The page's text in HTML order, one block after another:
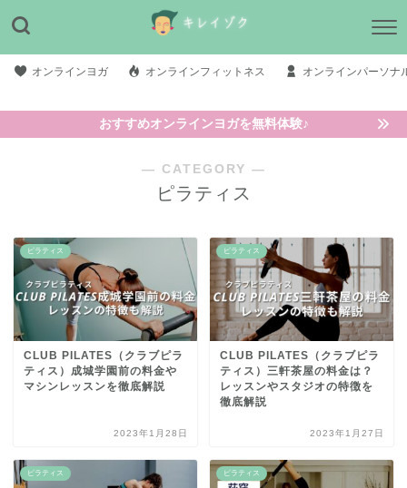
オンラインヨガ オンラインフィットネス オンラインパーソナ
おすすめオンラインヨガを無料体験♪
― CATEGORY ―
ピラティス
ピラティス
CLUB PILATES（クラブピラ
ティス）成城学園前の料金や
マシンレッスンを徹底解説
2023年1月28日
ピラティス
CLUB PILATES（クラブピラ
ティス）三軒茶屋の料金は？
レッスンやスタジオの特徴を
徹底解説
2023年1月27日
ピラティス ピラティス